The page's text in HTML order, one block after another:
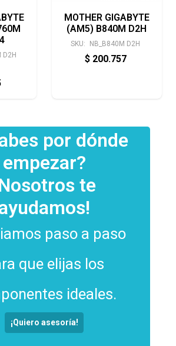
D2H
MOTHER GIGABYTE
(AM5) B840M D2H
SKU: NB_B840M D2H
$ 200.757
por dónde
empezar?
te
paso a paso
que elijas los
ideales.
¡Quiero asesoría!